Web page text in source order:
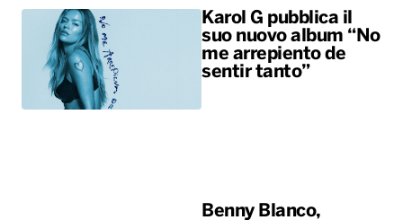
Karol G pubblica il
suo nuovo album “No
me arrepiento de
sentir tanto”
Benny Blanco,